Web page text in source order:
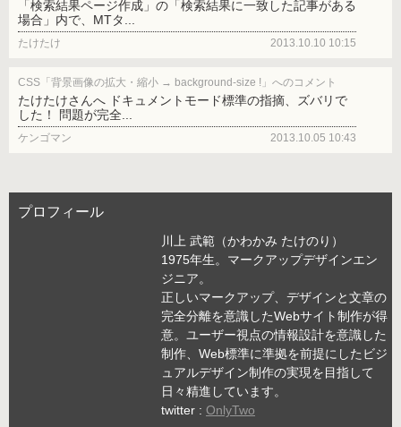
「検索結果ページ作成」の「検索結果に一致した記事がある
場合」内で、MTタ...
たけたけ 2013.10.10 10:15
CSS「背景画像の拡大・縮小 → background-size !」へのコメント
たけたけさんへ ドキュメントモード標準の指摘、ズバリで
した！ 問題が完全...
ケンゴマン 2013.10.05 10:43
プロフィール
川上 武範（かわかみ たけのり）
1975年生。マークアップデザインエン
ジニア。
正しいマークアップ、デザインと文章の
完全分離を意識したWebサイト制作が得
意。ユーザー視点の情報設計を意識した
制作、Web標準に準拠を前提にしたビジ
ュアルデザイン制作の実現を目指して
日々精進しています。
twitter : OnlyTwo